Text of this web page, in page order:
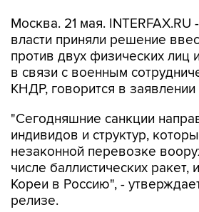
Москва. 21 мая. INTERFAX.RU
власти приняли решение
против двух физических лиц
в связи с военным
КНДР, говорится в
"Сегодняшние санкции
индивидов и структур,
незаконной перевозке
числе баллистических ракет,
Кореи в Россию", -
релизе.